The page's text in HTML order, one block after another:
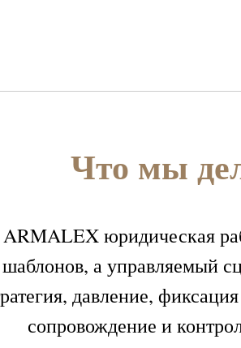
Что мы
юридическая
шаблонов, а управляемый
давление,
сопровождение и